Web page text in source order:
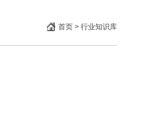
首页> 行业知识库